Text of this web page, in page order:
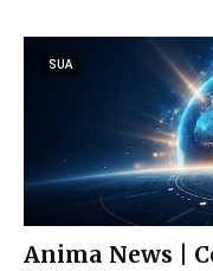
SUA
Anima News |